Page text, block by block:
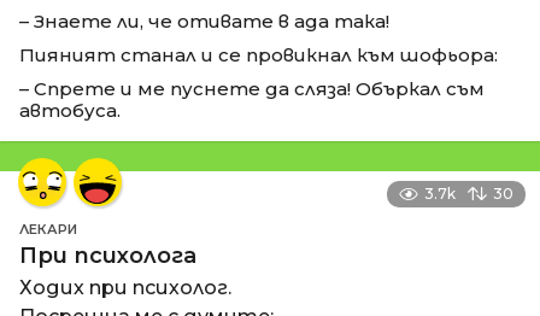
– Знаете ли, че отивате в ада така!
Пияният станал и се провикнал към шофьора:
– Спрете и ме пуснете да сляза! Объркал съм
автобуса.
3.7k 30
ЛЕКАРИ
При психолога
Ходих при психолог.